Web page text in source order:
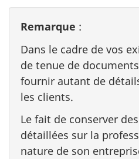
Remarque :
Dans le cadre de vos
de tenue de
fournir autant de
les clients.
Le fait de conserver
détaillées sur la
nature de son